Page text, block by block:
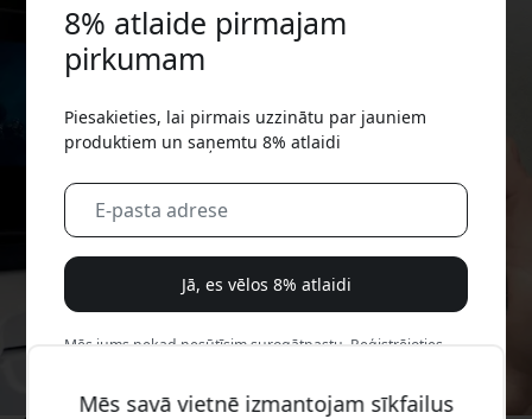
Mēs savā vietnē izmantojam sīkfailus
8% atlaide pirmajam
pirkumam
Piesakieties, lai pirmais uzzinātu par jauniem
produktiem un saņemtu 8% atlaidi
Jā, es vēlos 8% atlaidi
Mēs jums nekad nesūtīsim surogātpastu. Reģistrējoties,
izglītojošām sērijām un īpašiem piedāvājumiem.
Izmantojiet šo kodu, veicot pasūtījumu, lai
saņemtu 8% atlaidi.